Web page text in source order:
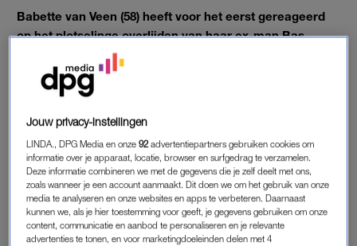
Babette van Veen (58) heeft voor het eerst gereageerd
op het plotselinge overlijden van haar ex-man Bas
Via Instagram bedankt de actrice iedereen voor de vele lieve
ontvangen.
BAS WESTERWEEL
Afgelopen zaterdag werd bekend datBas Westerweel
onverwacht is overleden. De voormalig radiomaker en
presentator werd een dag voor zijn 63ste verjaardag levenloos
Jouw privacy-instellingen
LINDA., DPG Media en onze92 advertentiepartners gebruiken cookies om
informatie over je apparaat, locatie, browser en surfgedrag te verzamelen.
Deze informatie combineren we met de gegevens die je zelf deelt met ons,
zoals wanneer je een account aanmaakt. Dit doen we om het gebruik van onze
media te analyseren en onze websites en apps te verbeteren. Daarnaast
kunnen we, als je hier toestemming voor geeft, je gegevens gebruiken om onze
content, communicatie en aanbod te personaliseren en je relevante
advertenties te tonen, en voor marketingdoeleinden delen met 4